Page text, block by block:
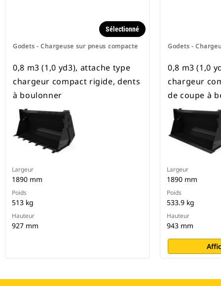
Godets - Chargeuse sur pneus compacte
Sélectionné
0,8 m3 (1,0 yd3), attache type
chargeur compact rigide, dents
à boulonner
Largeur
1890 mm
Poids
513 kg
Hauteur
927 mm
Godets -
0,8 m3 (1,0
chargeur
de coupe à
Largeur
1890 mm
Poids
533.9 kg
Hauteur
943 mm